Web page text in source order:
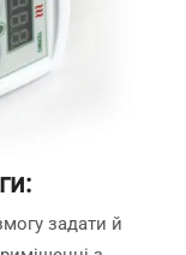
задати й